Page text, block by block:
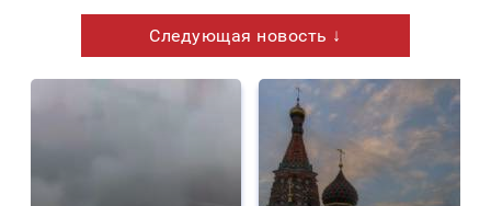
Следующая новость ↓